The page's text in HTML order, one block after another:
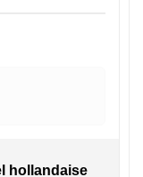
hollandaise